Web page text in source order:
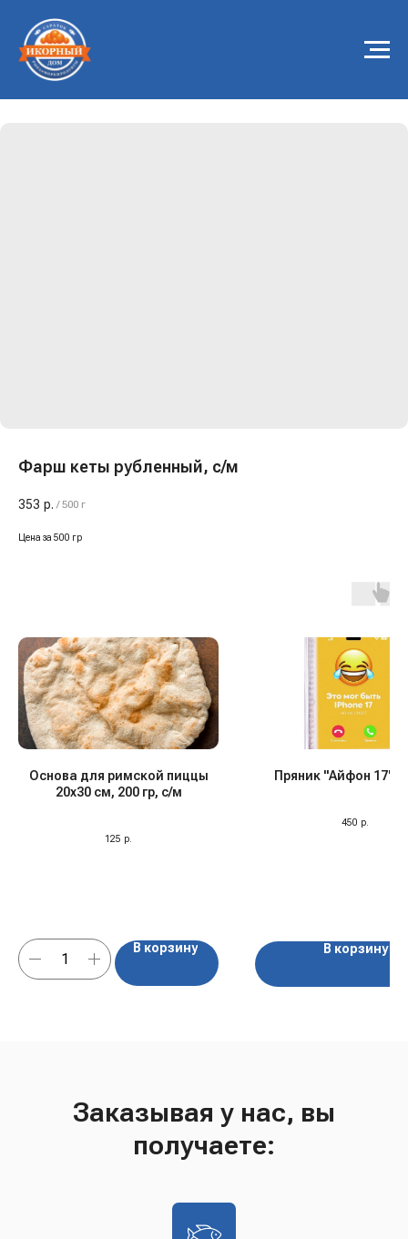
Фарш кеты рубленный, с/м
353 р. / 500 г
Цена за 500 гр
Основа для римской пиццы
20х30 см, 200 гр, с/м
125 р.
В корзину
Пряник "Айфон 17",
450 р.
В корзину
Заказывая у нас, вы
получаете: